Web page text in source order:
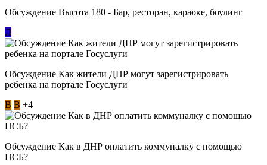
Обсуждение Высота 180 - Бар, ресторан, караоке, боулинг
Л
Обсуждение Как жители ДНР могут зарегистрировать
ребенка на портале Госуслуги
В В +4
Обсуждение Как в ДНР оплатить коммуналку с помощью
ПСБ?